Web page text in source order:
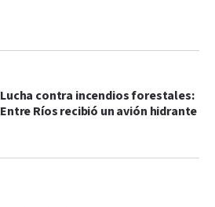
Lucha contra incendios forestales:
Entre Ríos recibió un avión hidrante